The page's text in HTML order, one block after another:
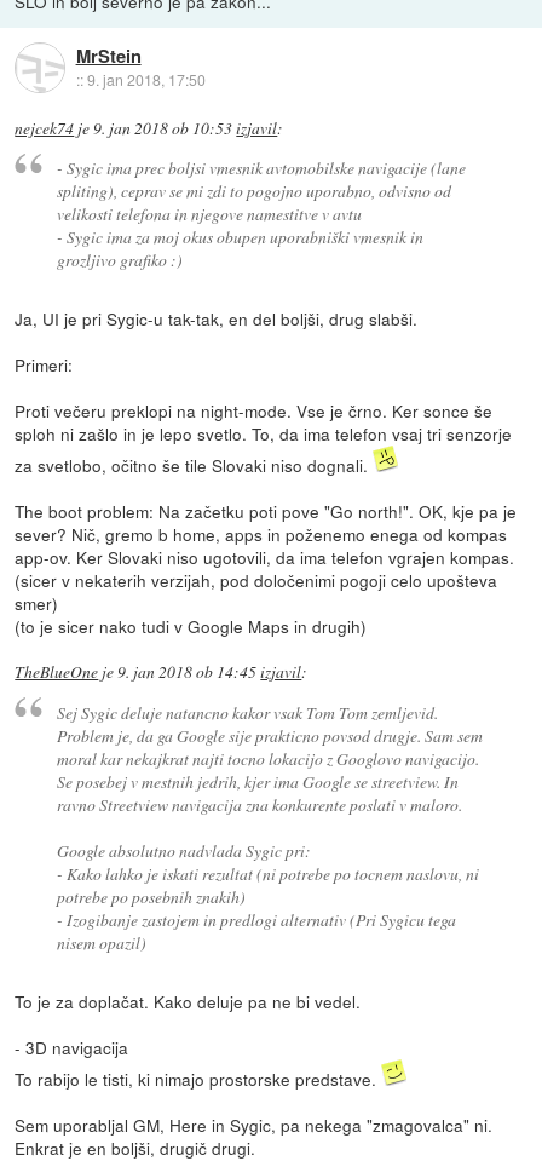
MrStein
::9. jan 2018, 17:50
nejcek74 je9. jan 2018 ob 10:53izjavil:
- Sygic ima prec boljsi vmesnik avtomobilske navigacije (lane
spliting), ceprav se mi zdi to pogojno uporabno, odvisno od
velikosti telefona in njegove namestitve v avtu
- Sygic ima za moj okus obupen uporabniški vmesnik in
grozljivo grafiko :)
Ja, UI je pri Sygic-u tak-tak, en del boljši, drug slabši.
Primeri:
Proti večeru preklopi na night-mode. Vse je črno. Ker sonce še
sploh ni zašlo in je lepo svetlo. To, da ima telefon vsaj tri senzorje
za svetlobo, očitno še tile Slovaki niso dognali.
The boot problem: Na začetku poti pove "Go north!". OK, kje pa je
sever? Nič, gremo b home, apps in poženemo enega od kompas
app-ov. Ker Slovaki niso ugotovili, da ima telefon vgrajen kompas.
(sicer v nekaterih verzijah, pod določenimi pogoji celo upošteva
smer)
(to je sicer nako tudi v Google Maps in drugih)
TheBlueOne je9. jan 2018 ob 14:45izjavil:
Sej Sygic deluje natancno kakor vsak Tom Tom zemljevid.
Problem je, da ga Google sije prakticno povsod drugje. Sam sem
moral kar nekajkrat najti tocno lokacijo z Googlovo navigacijo.
Se posebej v mestnih jedrih, kjer ima Google se streetview. In
ravno Streetview navigacija zna konkurente poslati v maloro.
Google absolutno nadvlada Sygic pri:
- Kako lahko je iskati rezultat (ni potrebe po tocnem naslovu, ni
potrebe po posebnih znakih)
- Izogibanje zastojem in predlogi alternativ (Pri Sygicu tega
nisem opazil)
To je za doplačat. Kako deluje pa ne bi vedel.
- 3D navigacija
To rabijo le tisti, ki nimajo prostorske predstave.
Sem uporabljal GM, Here in Sygic, pa nekega "zmagovalca" ni.
Enkrat je en boljši, drugič drugi.